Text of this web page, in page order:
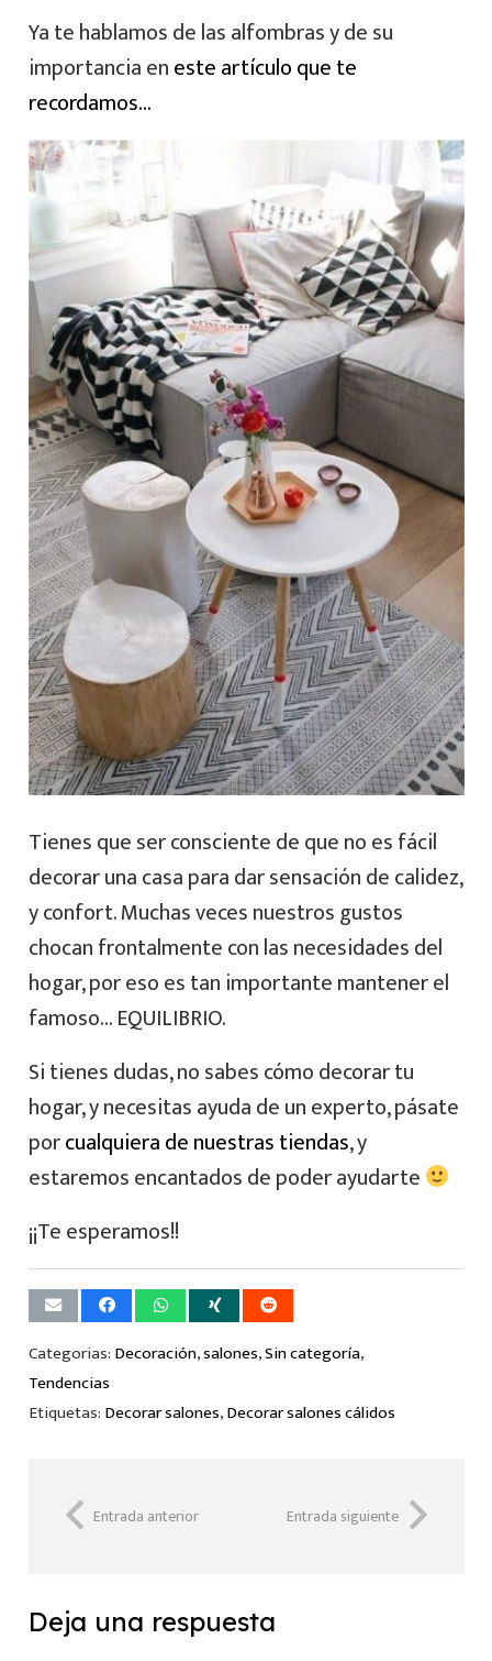
Ya te hablamos de las alfombras y de su
importancia eneste artículo que te
recordamos…
Tienes que ser consciente de que no es fácil
decorar una casa para dar sensación de calidez,
y confort. Muchas veces nuestros gustos
chocan frontalmente con las necesidades del
hogar, por eso es tan importante mantener el
famoso… EQUILIBRIO.
Si tienes dudas, no sabes cómo decorar tu
hogar, y necesitas ayuda de un experto, pásate
porcualquiera de nuestras tiendas, y
estaremos encantados de poder ayudarte
¡¡Te esperamos!!
Categorias: Decoración,salones,Sin categoría,
Tendencias
Etiquetas: Decorar salones,Decorar salones cálidos
Entrada anterior Entrada siguiente
Deja una respuesta